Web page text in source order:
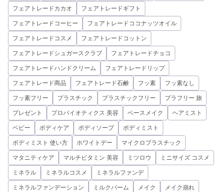
フェアトレードカカオ フェアトレードギフト
フェアトレードコーヒー フェアトレードココナッツオイル
フェアトレードコスメ フェアトレードコットン
フェアトレードシュガースクラブ フェアトレードチョコ
フェアトレードハンドクリーム フェアトレードリップ
フェアトレード商品 フェアトレード石鹸 フッ素 フッ素なし
フッ素フリー プラスチック プラスチックフリー プラフリー 旅
プレゼント プロバイオティクス 美容 ベースメイク ヘアミスト
ベビー ボディケア ボディソープ ボディミスト
ボディミスト 使い方 ホワイトデー マイクロプラスチック
マタニティケア マルチビタミン 美容 ミツロウ ミニサイズ コスメ
ミネラル ミネラルコスメ ミネラルファンデ
ミネラルファンデーション ミルクバーム メイク メイク崩れ